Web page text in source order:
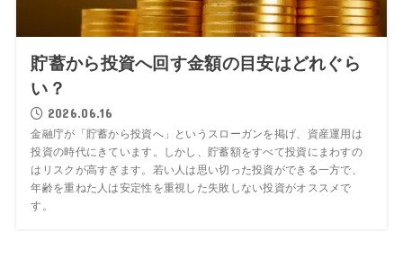
貯蓄から投資へ回す金額の目安はどれぐら
い？
2026.06.16
金融庁が「貯蓄から投資へ」というスローガンを掲げ、資産運用は
投資の時代にきています。しかし、貯蓄額をすべて投資にまわすの
はリスクが高すぎます。若い人は思い切った投資ができる一方で、
年齢を重ねた人は安定性を重視した失敗しない投資がオススメで
す。